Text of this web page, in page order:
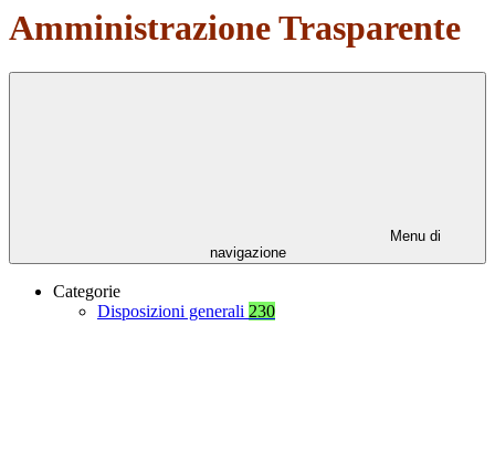
Amministrazione Trasparente
Menu di
navigazione
Categorie
Disposizioni generali 230